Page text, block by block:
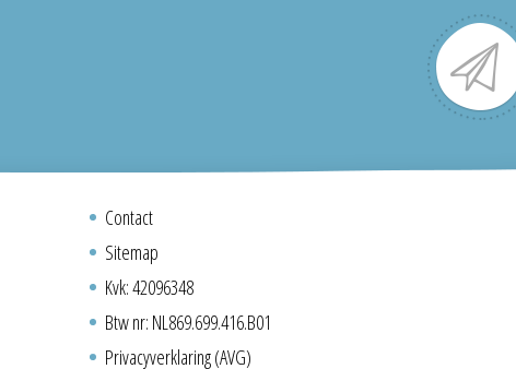
Contact
Sitemap
Kvk: 42096348
Btw nr: NL869.699.416.B01
Privacyverklaring (AVG)